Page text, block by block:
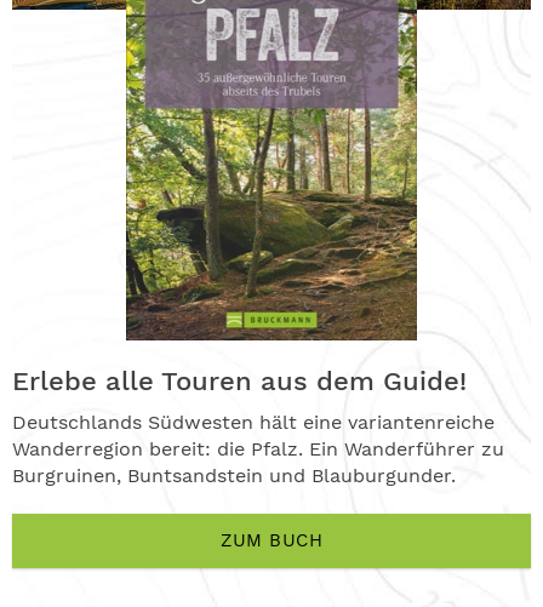
Erlebe alle Touren aus dem Guide!
Deutschlands Südwesten hält eine variantenreiche
Wanderregion bereit: die Pfalz. Ein Wanderführer zu
Burgruinen, Buntsandstein und Blauburgunder.
ZUM BUCH